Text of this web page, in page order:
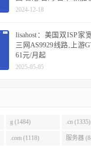
2024-12-18
lisahost：美国双ISP家
三网AS9929线路,上游
61元/月起
2025-05-05
g (1484) .cn (1335)
.com (1118) 服务器